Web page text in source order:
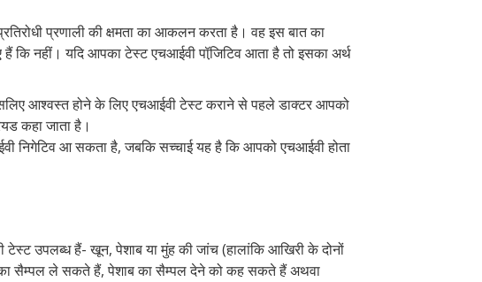
प्रणाली की क्षमता का आकलन करता है। वह इस बात का
नहीं। यदि आपका टेस्ट एचआईवी पॉजि़टिव आता है तो इसका अर्थ
आश्वस्त होने के लिए एचआईवी टेस्ट कराने से पहले डाक्टर आपको
कहा जाता है।
आ सकता है, जबकि सच्चाई यह है कि आपको एचआईवी होता
उपलब्ध हैं- खून, पेशाब या मुंह की जांच (हालांकि आखिरी के दोनों
सैम्पल ले सकते हैं, पेशाब का सैम्पल देने को कह सकते हैं अथवा